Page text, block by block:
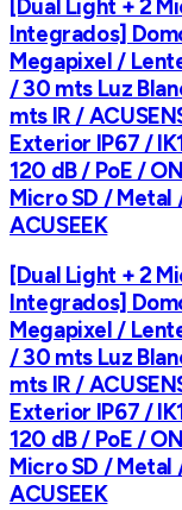
[Dual Light + 2
Integrados]
Megapixel /
/ 30 mts Luz
mts IR /
Exterior IP67 /
120 dB / PoE /
Micro SD / Metal
ACUSEEK
[Dual Light + 2
Integrados]
Megapixel /
/ 30 mts Luz
mts IR /
Exterior IP67 /
120 dB / PoE /
Micro SD / Metal
ACUSEEK